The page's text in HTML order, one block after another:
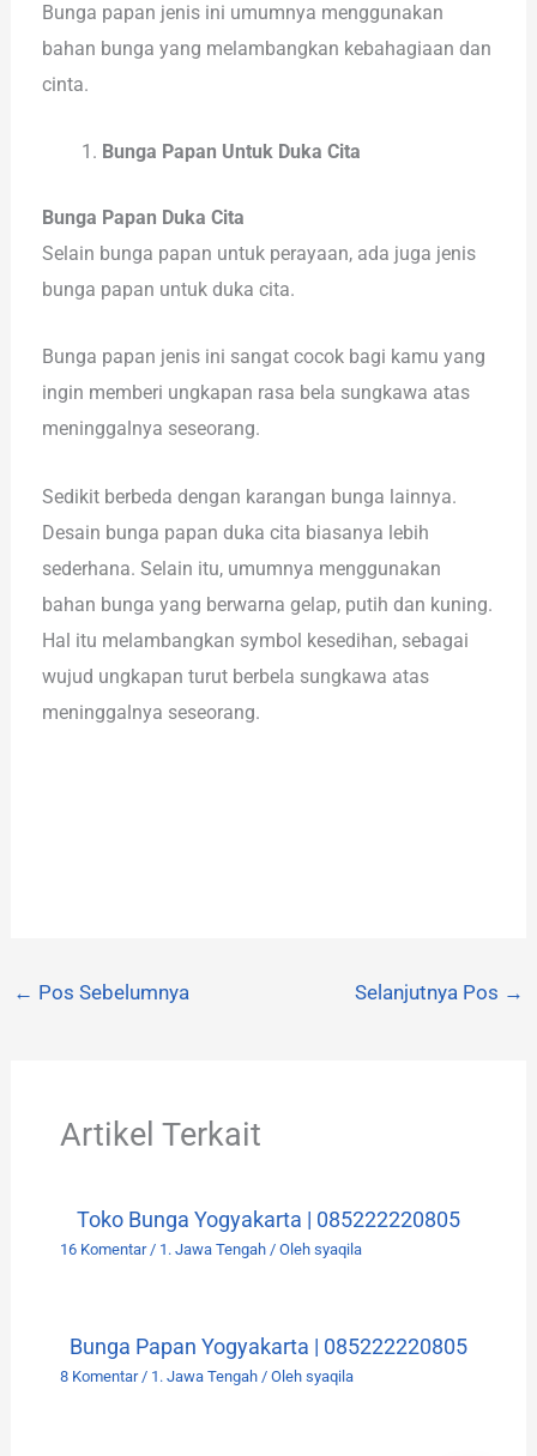
Bunga papan jenis ini umumnya menggunakan
bahan bunga yang melambangkan kebahagiaan dan
cinta.
Bunga Papan Untuk Duka Cita
Bunga Papan Duka Cita
Selain bunga papan untuk perayaan, ada juga jenis
bunga papan untuk duka cita.
Bunga papan jenis ini sangat cocok bagi kamu yang
ingin memberi ungkapan rasa bela sungkawa atas
meninggalnya seseorang.
Sedikit berbeda dengan karangan bunga lainnya.
Desain bunga papan duka cita biasanya lebih
sederhana. Selain itu, umumnya menggunakan
bahan bunga yang berwarna gelap, putih dan kuning.
Hal itu melambangkan symbol kesedihan, sebagai
wujud ungkapan turut berbela sungkawa atas
meninggalnya seseorang.
← Pos Sebelumnya Selanjutnya Pos →
Artikel Terkait
Toko Bunga Yogyakarta | 085222220805
16 Komentar / 1. Jawa Tengah/ Oleh syaqila
Bunga Papan Yogyakarta | 085222220805
8 Komentar / 1. Jawa Tengah/ Oleh syaqila